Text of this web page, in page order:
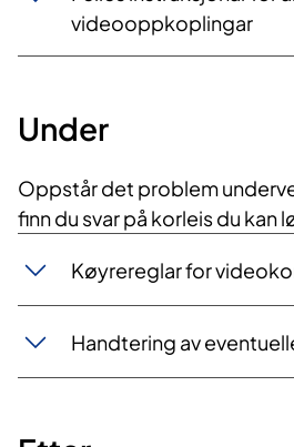
videooppkoplingar
Under
​Oppstår det problem
finn du svar på korleis du kan
Køyrereglar for
Handtering av